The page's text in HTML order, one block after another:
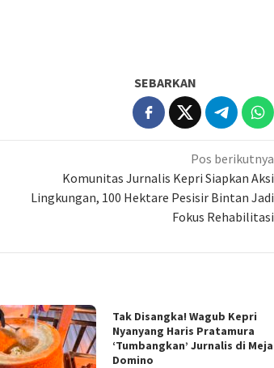
SEBARKAN
Pos berikutnya
Komunitas Jurnalis Kepri Siapkan Aksi
Lingkungan, 100 Hektare Pesisir Bintan Jadi
Fokus Rehabilitasi
Tak Disangka! Wagub Kepri
Nyanyang Haris Pratamura
‘Tumbangkan’ Jurnalis di Meja
Domino